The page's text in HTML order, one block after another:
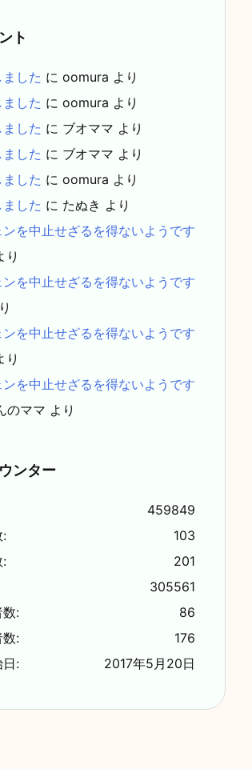
ト
した に oomura より
した に oomura より
した に ブオママ より
した に ブオママ より
した に oomura より
した に たぬき より
を中止せざるを得ないようです
り
を中止せざるを得ないようです
を中止せざるを得ないようです
り
を中止せざるを得ないようです
のママ より
ンター
459849
103
:
201
:
305561
86
数:
176
数:
2017年5月20日
日: